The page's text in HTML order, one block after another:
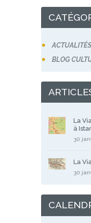
ACTUALITÉS
BLOG
La
à
30
La
30